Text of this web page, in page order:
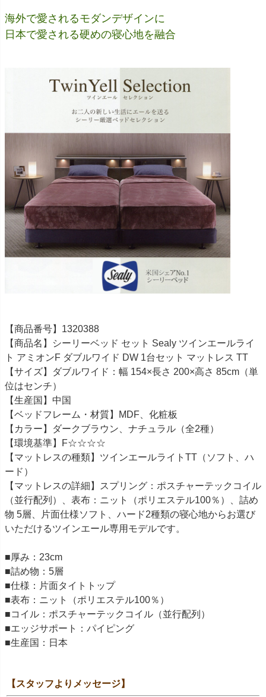
海外で愛されるモダンデザインに
日本で愛される硬めの寝心地を融合
【商品番号】1320388
【商品名】シーリーベッド セット Sealy ツインエールライ
ト アミオンF ダブルワイド DW 1台セット マットレス TT
【サイズ】ダブルワイド：幅 154×長さ 200×高さ 85cm（単
位はセンチ）
【生産国】中国
【ベッドフレーム・材質】MDF、化粧板
【カラー】ダークブラウン、ナチュラル（全2種）
【環境基準】F☆☆☆☆
【マットレスの種類】ツインエールライトTT（ソフト、ハ
ード）
【マットレスの詳細】スプリング：ポスチャーテックコイル
（並行配列）、表布：ニット（ポリエステル100％）、詰め
物 5層、片面仕様ソフト、ハード2種類の寝心地からお選び
いただけるツインエール専用モデルです。
■厚み：23cm
■詰め物：5層
■仕様：片面タイトトップ
■表布：ニット（ポリエステル100％）
■コイル：ポスチャーテックコイル（並行配列）
■エッジサポート：パイピング
■生産国：日本
【スタッフよりメッセージ】